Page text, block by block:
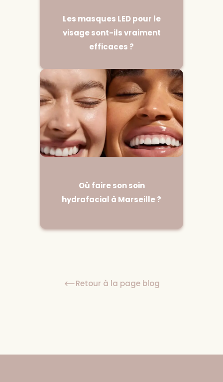
Les masques LED pour le
visage sont-ils vraiment
efficaces ?
Où faire son soin
hydrafacial à Marseille ?
Retour à la page blog